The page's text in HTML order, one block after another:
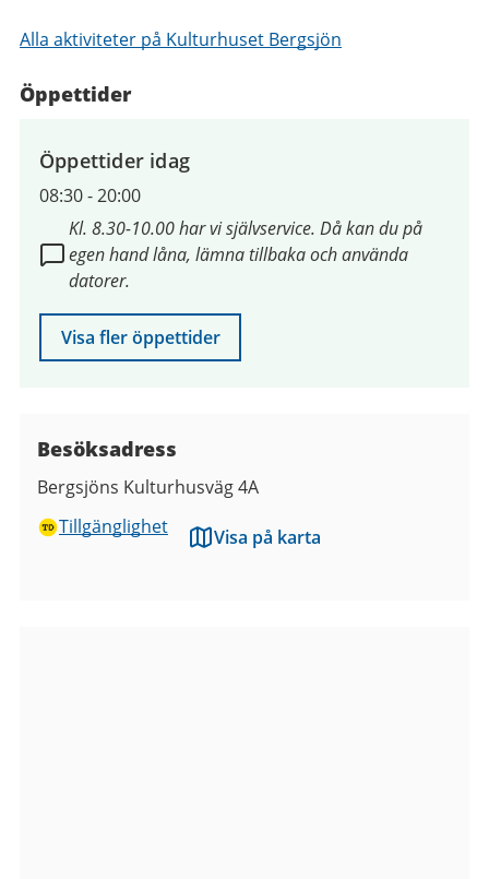
Alla aktiviteter på Kulturhuset Bergsjön
Öppettider
Öppettider idag
08:30-20:00
Kl. 8.30-10.00 har vi självservice. Då kan du på
egen hand låna, lämna tillbaka och använda
datorer.
Visa fler öppettider
Besöksadress
Bergsjöns Kulturhusväg 4A
Tillgänglighet
Visa på karta